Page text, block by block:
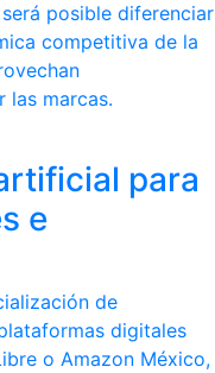
posible diferenciar
competitiva de la
las marcas.
para
e
de
digitales
o Amazon México,